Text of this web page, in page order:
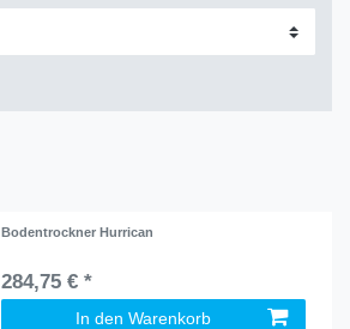
Bodentrockner Hurrican
284,75 € *
In den Warenkorb